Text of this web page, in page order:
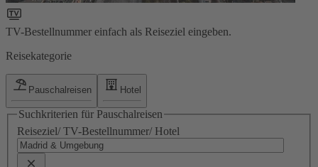
TV-Bestellnummer einfach als Reiseziel eingeben.
Reisekategorie
Pauschalreisen Hotel
Suchkriterien für Pauschalreisen
Reiseziel/ TV-Bestellnummer/ Hotel